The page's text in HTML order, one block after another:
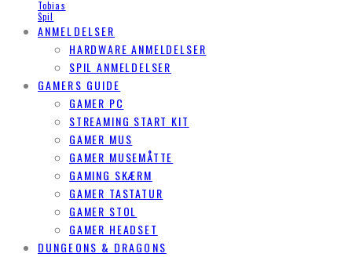
Tobias
Spil
ANMELDELSER
HARDWARE ANMELDELSER
SPIL ANMELDELSER
GAMERS GUIDE
GAMER PC
STREAMING START KIT
GAMER MUS
GAMER MUSEMÅTTE
GAMING SKÆRM
GAMER TASTATUR
GAMER STOL
GAMER HEADSET
DUNGEONS & DRAGONS